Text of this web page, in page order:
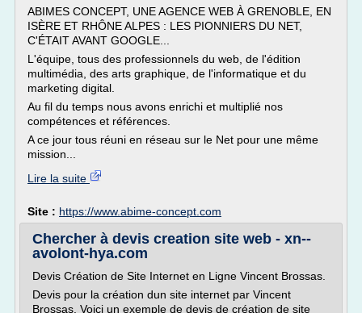
ABIMES CONCEPT, UNE AGENCE WEB À GRENOBLE, EN
ISÈRE ET RHÔNE ALPES : LES PIONNIERS DU NET,
C'ÉTAIT AVANT GOOGLE...
L'équipe, tous des professionnels du web, de l'édition
multimédia, des arts graphique, de l'informatique et du
marketing digital.
Au fil du temps nous avons enrichi et multiplié nos
compétences et références.
A ce jour tous réuni en réseau sur le Net pour une même
mission...
Lire la suite
Site : https://www.abime-concept.com
Chercher à devis creation site web - xn--
avolont-hya.com
Devis Création de Site Internet en Ligne Vincent Brossas.
Devis pour la création dun site internet par Vincent
Brossas. Voici un exemple de devis de création de site